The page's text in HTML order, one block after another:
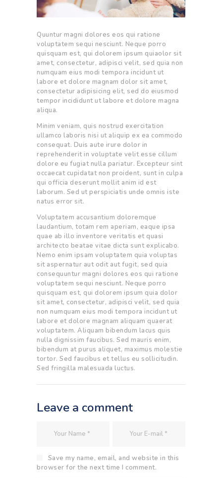
Quuntur magni dolores eos qui ratione
voluptatem sequi nesciunt. Neque porro
quisquam est, qui dolorem ipsum quiaolor sit
amet, consectetur, adipisci velit, sed quia non
numquam eius modi tempora incidunt ut
labore et dolore magnam dolor sit amet,
consectetur adipisicing elit, sed do eiusmod
tempor incididunt ut labore et dolore magna
aliqua.
Minim veniam, quis nostrud exercitation
ullamco laboris nisi ut aliquip ex ea commodo
consequat. Duis aute irure dolor in
reprehenderit in voluptate velit esse cillum
dolore eu fugiat nulla pariatur. Excepteur sint
occaecat cupidatat non proident, sunt in culpa
qui officia deserunt mollit anim id est
laborum. Sed ut perspiciatis unde omnis iste
natus error sit.
Voluptatem accusantium doloremque
laudantium, totam rem aperiam, eaque ipsa
quae ab illo inventore veritatis et quasi
architecto beatae vitae dicta sunt explicabo.
Nemo enim ipsam voluptatem quia voluptas
sit aspernatur aut odit aut fugit, sed quia
consequuntur magni dolores eos qui ratione
voluptatem sequi nesciunt. Neque porro
quisquam est, qui dolorem ipsum quia dolor
sit amet, consectetur, adipisci velit, sed quia
non numquam eius modi tempora incidunt ut
labore et dolore magnam aliquam quaerat
voluptatem. Aliquam bibendum lacus quis
nulla dignissim faucibus. Sed mauris enim,
bibendum at purus aliquet, maximus molestie
tortor. Sed faucibus et tellus eu sollicitudin.
Sed fringilla malesuada luctus.
Leave a comment
Save my name, email, and website in this
browser for the next time I comment.